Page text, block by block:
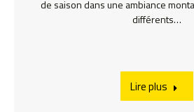
de saison dans une ambiance
différents…
Lire plus